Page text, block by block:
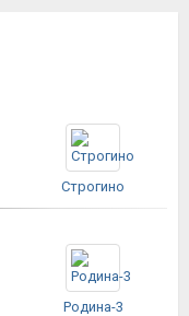
Строгино
Родина-3